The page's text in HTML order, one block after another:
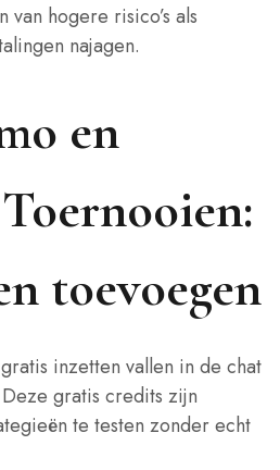
hogere risico’s als
najagen.
en
toevoegen
inzetten vallen in de chat
gratis credits zijn
te testen zonder echt